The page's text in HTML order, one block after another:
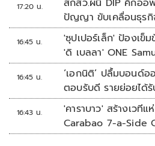
17:20 น.
สกสว.ผนึ DIP คิกออ
ปัญญา ขับเคลื่อนธุรกิ
16:45 น.
'ซุปเปอร์เล็ก' ป้องเข็
'ดิ เบลลา' ONE
16:45 น.
‘เอกนิติ’ ปลื้มบอนด์
ตอบรับดี รายย่อยได้
จองรอบใหม่ก.ย.นี้
16:43 น.
'คาราบาว' สร้างเวทีแ
Carabao 7-a-Side
บอลที่เวมบลีย์